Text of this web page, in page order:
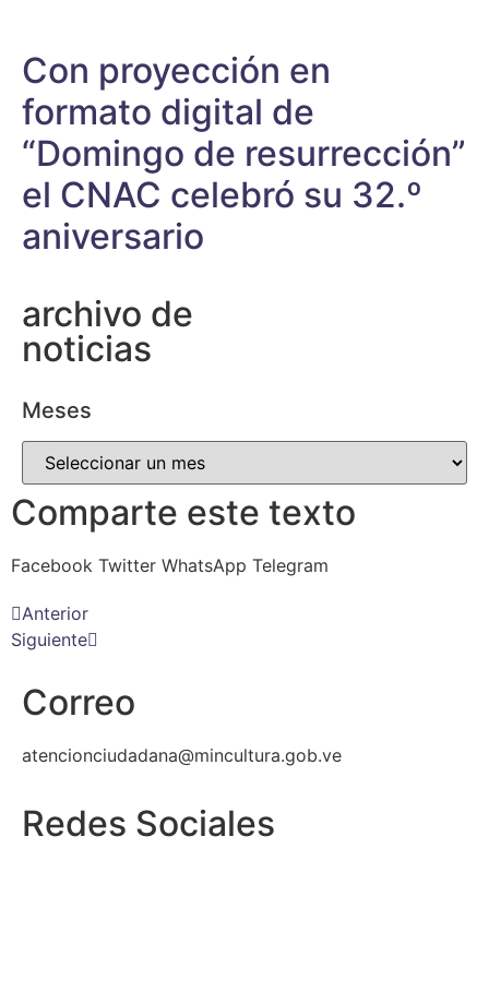
Con proyección en
formato digital de
“Domingo de resurrección”
el CNAC celebró su 32.º
aniversario
archivo de
noticias
Meses
Comparte este texto
Facebook Twitter WhatsApp Telegram
Anterior
Siguiente
Correo
atencionciudadana@mincultura.gob.ve
Redes Sociales